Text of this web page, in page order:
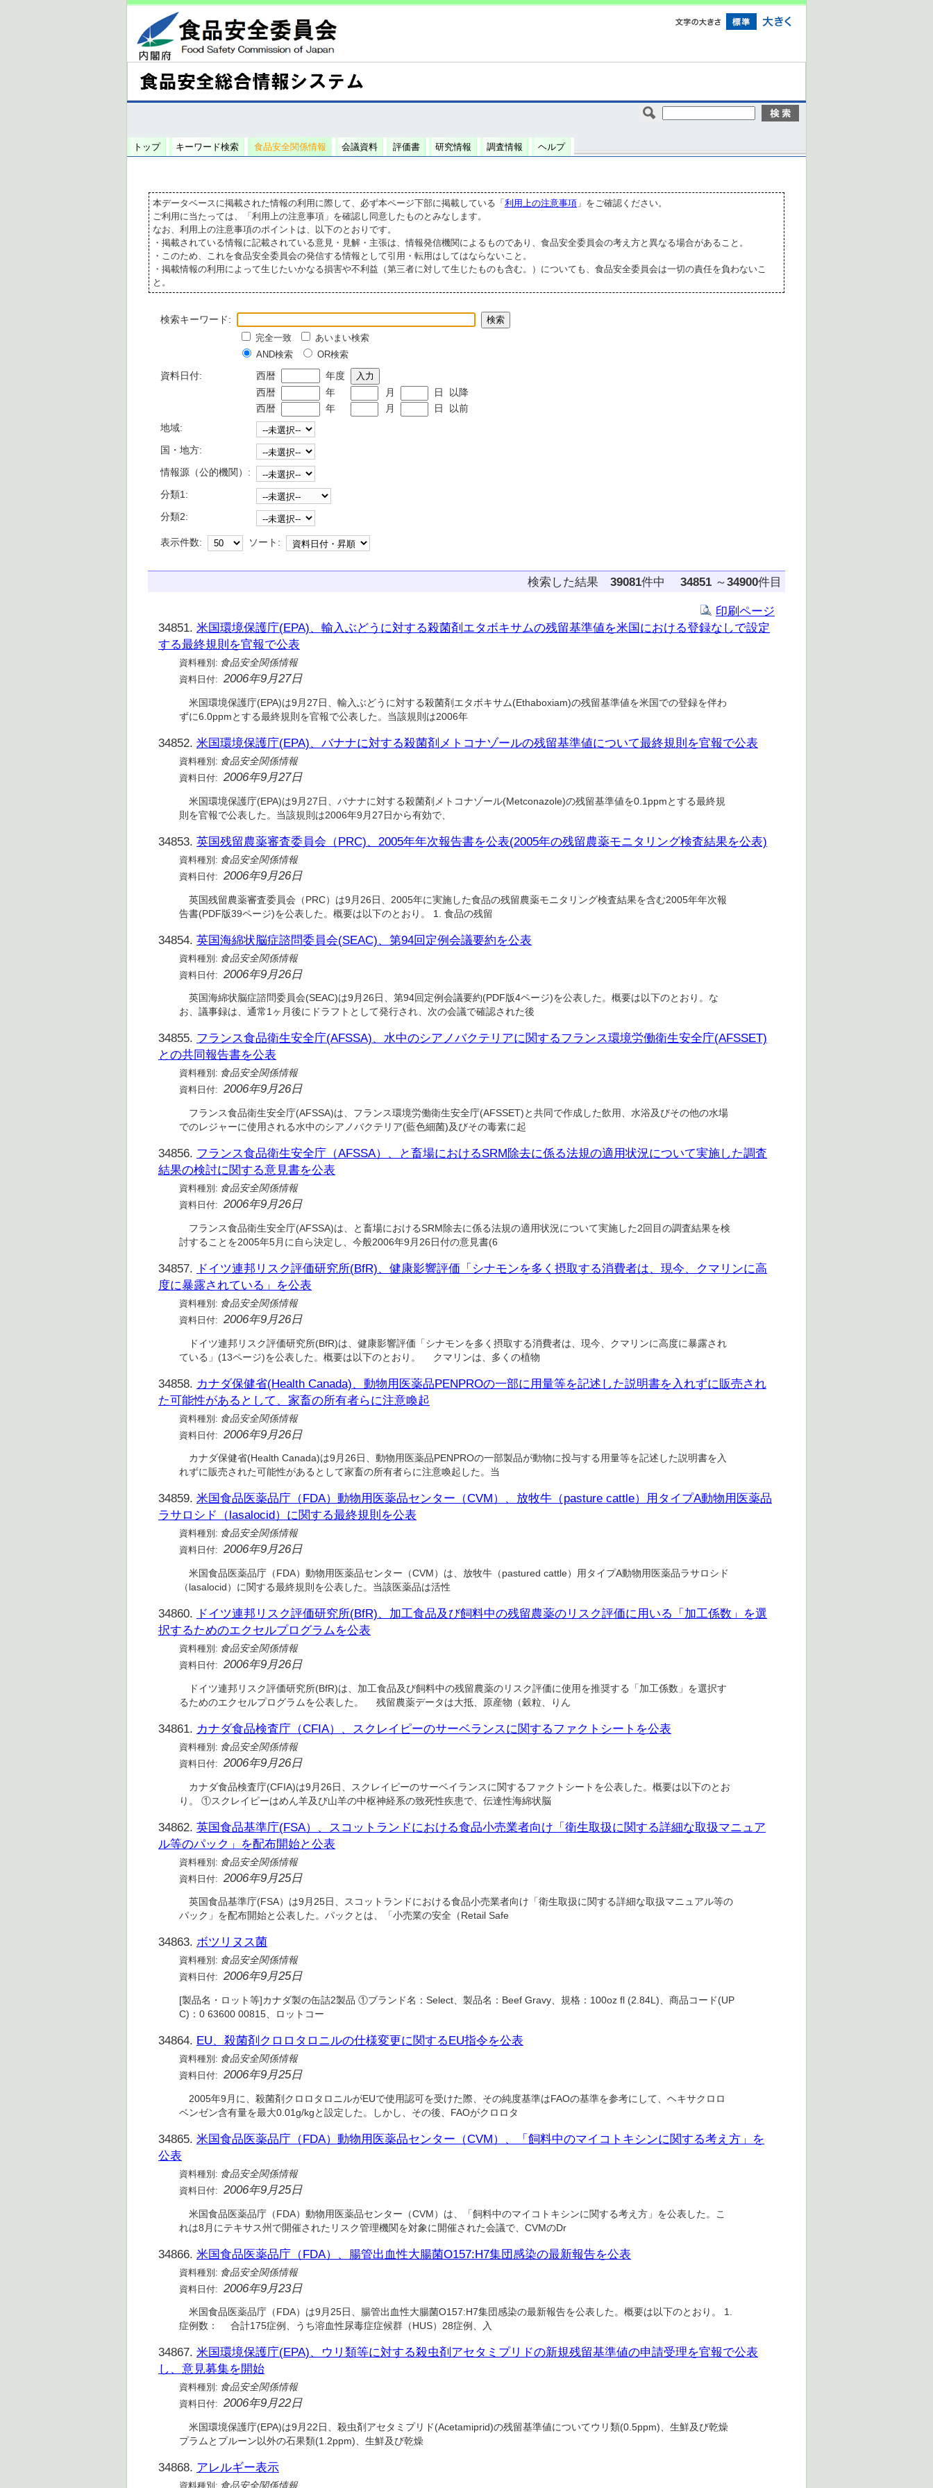
トップ キーワード検索 食品安全関係情報 会議資料 評価書 研究情報 調査情報 ヘルプ
本データベースに掲載された情報の利用に際して、必ず本ページ下部に掲載している「 利用上の注意事項 」をご確認ください。
ご利用に当たっては、「利用上の注意事項」を確認し同意したものとみなします。
なお、利用上の注意事項のポイントは、以下のとおりです。
・掲載されている情報に記載されている意見・見解・主張は、情報発信機関によるものであり、食品安全委員会の考え方と異なる場合があること。
・このため、これを食品安全委員会の発信する情報として引用・転用はしてはならないこと。
・掲載情報の利用によって生じたいかなる損害や不利益（第三者に対して生じたものも含む。）についても、食品安全委員会は一切の責任を負わないこ
と。
検索キーワード:
完全一致
あいまい検索
AND検索
OR検索
資料日付: 西暦
年度
西暦
年 月 日
以降
西暦
年 月 日
以前
地域:
国・地方:
情報源（公的機関）:
分類1:
分類2:
表示件数: ソート:
検索した結果 39081件中 34851 ～34900件目
印刷ページ
34851. 米国環境保護庁(EPA)、輸入ぶどうに対する殺菌剤エタボキサムの残留基準値を米国における登録なしで設定
する最終規則を官報で公表
資料種別: 食品安全関係情報
資料日付: 2006年9月27日
米国環境保護庁(EPA)は9月27日、輸入ぶどうに対する殺菌剤エタボキサム(Ethaboxiam)の残留基準値を米国での登録を伴わ
ずに6.0ppmとする最終規則を官報で公表した。当該規則は2006年
34852. 米国環境保護庁(EPA)、バナナに対する殺菌剤メトコナゾールの残留基準値について最終規則を官報で公表
資料種別: 食品安全関係情報
資料日付: 2006年9月27日
米国環境保護庁(EPA)は9月27日、バナナに対する殺菌剤メトコナゾール(Metconazole)の残留基準値を0.1ppmとする最終規
則を官報で公表した。当該規則は2006年9月27日から有効で、
34853. 英国残留農薬審査委員会（PRC)、2005年年次報告書を公表(2005年の残留農薬モニタリング検査結果を公表)
資料種別: 食品安全関係情報
資料日付: 2006年9月26日
英国残留農薬審査委員会（PRC）は9月26日、2005年に実施した食品の残留農薬モニタリング検査結果を含む2005年年次報
告書(PDF版39ページ)を公表した。概要は以下のとおり。 1. 食品の残留
34854. 英国海綿状脳症諮問委員会(SEAC)、第94回定例会議要約を公表
資料種別: 食品安全関係情報
資料日付: 2006年9月26日
英国海綿状脳症諮問委員会(SEAC)は9月26日、第94回定例会議要約(PDF版4ページ)を公表した。概要は以下のとおり。な
お、議事録は、通常1ヶ月後にドラフトとして発行され、次の会議で確認された後
34855. フランス食品衛生安全庁(AFSSA)、水中のシアノバクテリアに関するフランス環境労働衛生安全庁(AFSSET)
との共同報告書を公表
資料種別: 食品安全関係情報
資料日付: 2006年9月26日
フランス食品衛生安全庁(AFSSA)は、フランス環境労働衛生安全庁(AFSSET)と共同で作成した飲用、水浴及びその他の水場
でのレジャーに使用される水中のシアノバクテリア(藍色細菌)及びその毒素に起
34856. フランス食品衛生安全庁（AFSSA）、と畜場におけるSRM除去に係る法規の適用状況について実施した調査
結果の検討に関する意見書を公表
資料種別: 食品安全関係情報
資料日付: 2006年9月26日
フランス食品衛生安全庁(AFSSA)は、と畜場におけるSRM除去に係る法規の適用状況について実施した2回目の調査結果を検
討することを2005年5月に自ら決定し、今般2006年9月26日付の意見書(6
34857.
ドイツ連邦リスク評価研究所(BfR)、健康影響評価「シナモンを多く摂取する消費者は、現今、クマリンに高
度に暴露されている」を公表
資料種別: 食品安全関係情報
資料日付: 2006年9月26日
ドイツ連邦リスク評価研究所(BfR)は、健康影響評価「シナモンを多く摂取する消費者は、現今、クマリンに高度に暴露され
ている」(13ページ)を公表した。概要は以下のとおり。 クマリンは、多くの植物
34858. カナダ保健省(Health Canada)、動物用医薬品PENPROの一部に用量等を記述した説明書を入れずに販売され
た可能性があるとして、家畜の所有者らに注意喚起
資料種別: 食品安全関係情報
資料日付: 2006年9月26日
カナダ保健省(Health Canada)は9月26日、動物用医薬品PENPROの一部製品が動物に投与する用量等を記述した説明書を入
れずに販売された可能性があるとして家畜の所有者らに注意喚起した。当
34859. 米国食品医薬品庁（FDA）動物用医薬品センター（CVM）、放牧牛（pasture cattle）用タイプA動物用医薬品
ラサロシド（lasalocid）に関する最終規則を公表
資料種別: 食品安全関係情報
資料日付: 2006年9月26日
米国食品医薬品庁（FDA）動物用医薬品センター（CVM）は、放牧牛（pastured cattle）用タイプA動物用医薬品ラサロシド
（lasalocid）に関する最終規則を公表した。当該医薬品は活性
34860.
ドイツ連邦リスク評価研究所(BfR)、加工食品及び飼料中の残留農薬のリスク評価に用いる「加工係数」を選
択するためのエクセルプログラムを公表
資料種別: 食品安全関係情報
資料日付: 2006年9月26日
ドイツ連邦リスク評価研究所(BfR)は、加工食品及び飼料中の残留農薬のリスク評価に使用を推奨する「加工係数」を選択す
るためのエクセルプログラムを公表した。 残留農薬データは大抵、原産物（穀粒、りん
34861. カナダ食品検査庁（CFIA）、スクレイピーのサーベランスに関するファクトシートを公表
資料種別: 食品安全関係情報
資料日付: 2006年9月26日
カナダ食品検査庁(CFIA)は9月26日、スクレイピーのサーベイランスに関するファクトシートを公表した。概要は以下のとお
り。 ①スクレイピーはめん羊及び山羊の中枢神経系の致死性疾患で、伝達性海綿状脳
34862. 英国食品基準庁(FSA）、スコットランドにおける食品小売業者向け「衛生取扱に関する詳細な取扱マニュア
ル等のパック」を配布開始と公表
資料種別: 食品安全関係情報
資料日付: 2006年9月25日
英国食品基準庁(FSA）は9月25日、スコットランドにおける食品小売業者向け「衛生取扱に関する詳細な取扱マニュアル等の
パック」を配布開始と公表した。パックとは、「小売業の安全（Retail Safe
34863. ボツリヌス菌
資料種別: 食品安全関係情報
資料日付: 2006年9月25日
[製品名・ロット等]カナダ製の缶詰2製品 ①ブランド名：Select、製品名：Beef Gravy、規格：100oz fl (2.84L)、商品コード(UP
C)：0 63600 00815、ロットコー
34864. EU、殺菌剤クロロタロニルの仕様変更に関するEU指令を公表
資料種別: 食品安全関係情報
資料日付: 2006年9月25日
2005年9月に、殺菌剤クロロタロニルがEUで使用認可を受けた際、その純度基準はFAOの基準を参考にして、ヘキサクロロ
ベンゼン含有量を最大0.01g/kgと設定した。しかし、その後、FAOがクロロタ
34865. 米国食品医薬品庁（FDA）動物用医薬品センター（CVM）、「飼料中のマイコトキシンに関する考え方」を
公表
資料種別: 食品安全関係情報
資料日付: 2006年9月25日
米国食品医薬品庁（FDA）動物用医薬品センター（CVM）は、「飼料中のマイコトキシンに関する考え方」を公表した。こ
れは8月にテキサス州で開催されたリスク管理機関を対象に開催された会議で、CVMのDr
34866. 米国食品医薬品庁（FDA）、腸管出血性大腸菌O157:H7集団感染の最新報告を公表
資料種別: 食品安全関係情報
資料日付: 2006年9月23日
米国食品医薬品庁（FDA）は9月25日、腸管出血性大腸菌O157:H7集団感染の最新報告を公表した。概要は以下のとおり。 1.
症例数： 合計175症例、うち溶血性尿毒症症候群（HUS）28症例、入
34867. 米国環境保護庁(EPA)、ウリ類等に対する殺虫剤アセタミプリドの新規残留基準値の申請受理を官報で公表
し、意見募集を開始
資料種別: 食品安全関係情報
資料日付: 2006年9月22日
米国環境保護庁(EPA)は9月22日、殺虫剤アセタミプリド(Acetamiprid)の残留基準値についてウリ類(0.5ppm)、生鮮及び乾燥
プラムとプルーン以外の石果類(1.2ppm)、生鮮及び乾燥
34868. アレルギー表示
資料種別: 食品安全関係情報